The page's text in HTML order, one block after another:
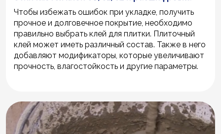
Чтобы избежать ошибок при укладке, получить
прочное и долговечное покрытие, необходимо
правильно выбрать клей для плитки. Плиточный
клей может иметь различный состав. Также в него
добавляют модификаторы, которые увеличивают
прочность, влагостойкость и другие параметры.